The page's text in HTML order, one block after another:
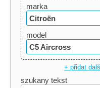
marka
Citroën
model
C5 Aircross
+ přidat
szukany tekst